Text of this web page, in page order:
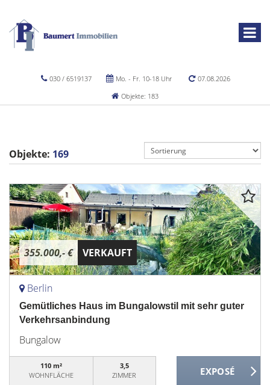
030 / 6519137 Mo. - Fr. 10-18 Uhr
07.08.2026
Objekte: 183
Objekte: 169
355.000,- € VERKAUFT
Berlin
Gemütliches Haus im Bungalowstil mit sehr guter
Verkehrsanbindung
Bungalow
110 m²
WOHNFLÄCHE
3,5
ZIMMER